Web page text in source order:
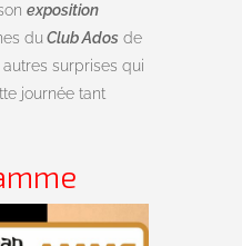
exposition
duClub Ados de
surprises qui
journée tant